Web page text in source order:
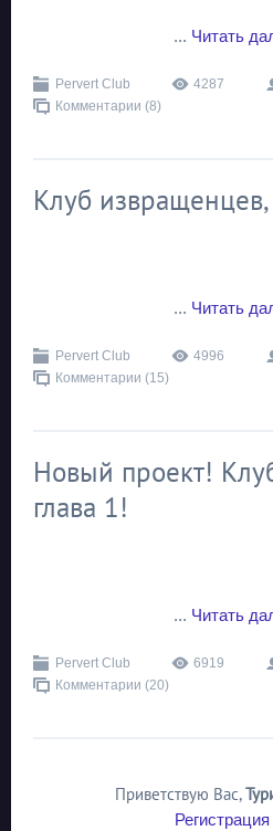
... Читать
Pervert Club 4287
Комментарии (8)
Клуб извращенцев,
... Читать
Pervert Club 4996
Комментарии (15)
Новый проект!
глава 1!
... Читать
Pervert Club 6919
Комментарии (20)
Приветствую Вас,
Регистрация